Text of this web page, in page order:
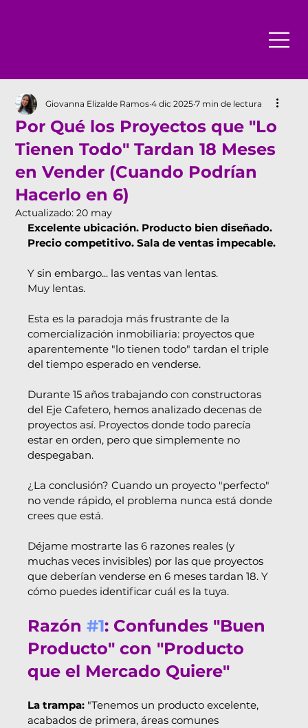
Por Qué los Proyectos que "Lo
Tienen Todo" Tardan 18 Meses
en Vender (Cuando Podrían
Hacerlo en 6)
Giovanna Elizalde Ramos 4 dic 2025 7 min de lectura
Actualizado:20 may
Excelente ubicación. Producto bien diseñado.
Precio competitivo. Sala de ventas impecable.
Y sin embargo... las ventas van lentas.
Muy lentas.
Esta es la paradoja más frustrante de la
comercialización inmobiliaria: proyectos que
aparentemente "lo tienen todo" tardan el triple
del tiempo esperado en venderse.
Durante 15 años trabajando con constructoras
del Eje Cafetero, hemos analizado decenas de
proyectos así. Proyectos donde todo parecía
estar en orden, pero que simplemente no
despegaban.
¿La conclusión? Cuando un proyecto "perfecto"
no vende rápido, el problema nunca está donde
crees que está.
Déjame mostrarte las 6 razones reales (y
muchas veces invisibles) por las que proyectos
que deberían venderse en 6 meses tardan 18. Y
cómo puedes identificar cuál es la tuya.
Razón #1: Confundes "Buen
Producto" con "Producto
que el Mercado Quiere"
La trampa: "Tenemos un producto excelente,
acabados de primera, áreas comunes